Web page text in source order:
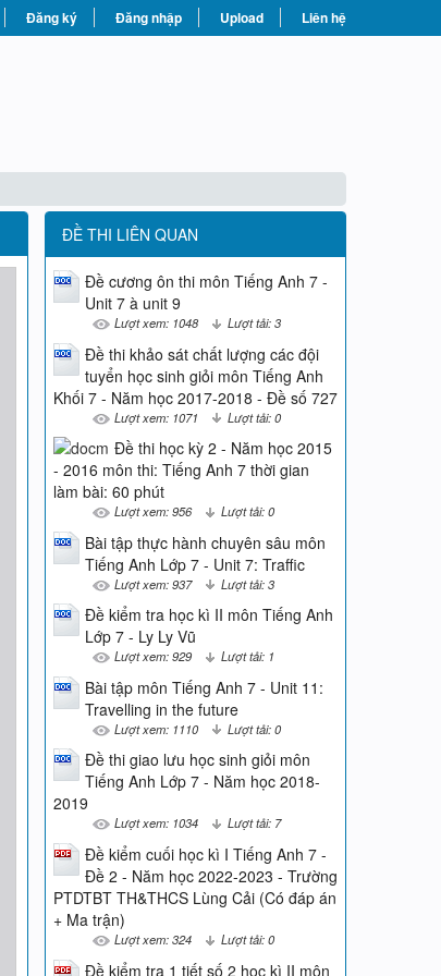
Đăng ký Đăng nhập Upload Liên hệ
ĐỀ THI LIÊN QUAN
Đề cương ôn thi môn Tiếng Anh 7 -
Unit 7 à unit 9
Lượt xem: 1048 Lượt tải: 3
Đề thi khảo sát chất lượng các đội
tuyển học sinh giỏi môn Tiếng Anh
Khối 7 - Năm học 2017-2018 - Đề số 727
Lượt xem: 1071 Lượt tải: 0
Đề thi học kỳ 2 - Năm học 2015
- 2016 môn thi: Tiếng Anh 7 thời gian
làm bài: 60 phút
Lượt xem: 956 Lượt tải: 0
Bài tập thực hành chuyên sâu môn
Tiếng Anh Lớp 7 - Unit 7: Traffic
Lượt xem: 937 Lượt tải: 3
Đề kiểm tra học kì II môn Tiếng Anh
Lớp 7 - Ly Ly Vũ
Lượt xem: 929 Lượt tải: 1
Bài tập môn Tiếng Anh 7 - Unit 11:
Travelling in the future
Lượt xem: 1110 Lượt tải: 0
Đề thi giao lưu học sinh giỏi môn
Tiếng Anh Lớp 7 - Năm học 2018-
2019
Lượt xem: 1034 Lượt tải: 7
Đề kiểm cuối học kì I Tiếng Anh 7 -
Đề 2 - Năm học 2022-2023 - Trường
PTDTBT TH&THCS Lùng Cải (Có đáp án
+ Ma trận)
Lượt xem: 324 Lượt tải: 0
Đề kiểm tra 1 tiết số 2 học kì II môn